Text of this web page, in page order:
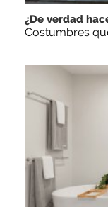
¿De verdad
Costumbres